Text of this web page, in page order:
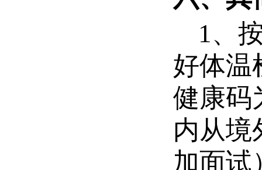
1、
好体温
健康码
内从境
加面试